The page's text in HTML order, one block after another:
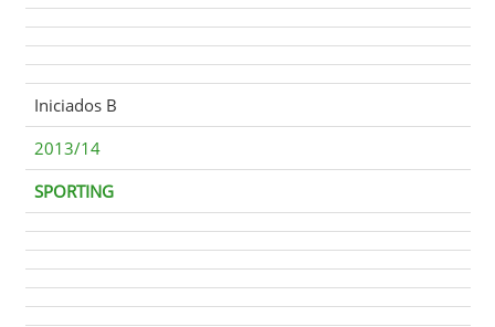
Iniciados B
2013/14
SPORTING